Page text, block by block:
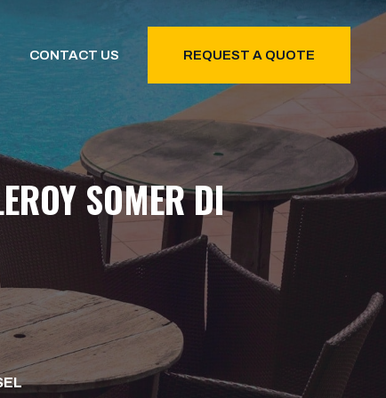
CONTACT US REQUEST A QUOTE
SOMER DI